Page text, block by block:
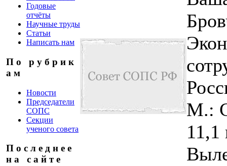
Годовые
отчёты
Научные труды
Статьи
Написать нам
П о р у б р и к
а м
Новости
Председатели
СОПС
Секции
ученого совета
П о с л е д н е е
н а с а й т е
М.:
11,1